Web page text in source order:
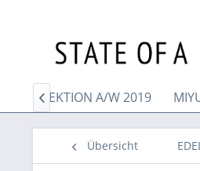
KOLLEKTION A/W 2019

Übersicht